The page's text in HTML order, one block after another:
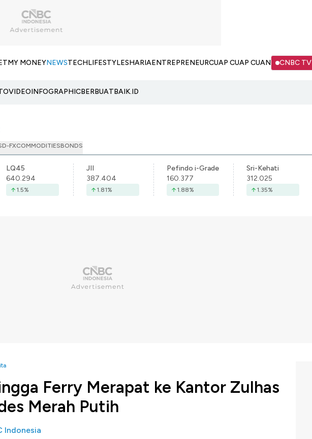
MY MONEYNEWSTECHLIFESTYLESHARIAENTREPRENEURCUAP CUAP CUAN CNBC TV
VIDEOINFOGRAPHICBERBUATBAIK.ID
FXCOMMODITIESBONDS
LQ45
640.294
1.5%
JII
387.404
1.81%
Pefindo i-Grade
160.377
1.88%
Sri-Kehati
312.025
1.35%
Ferry Merapat ke Kantor Zulhas
Merah Putih
Indonesia